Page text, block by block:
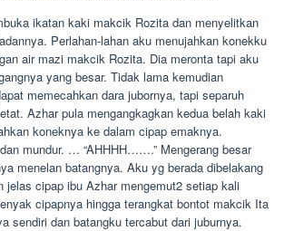
ikatan kaki makcik Rozita dan menyelitkan
Perlahan-lahan aku menujahkan konekku
air mazi makcik Rozita. Dia meronta tapi aku
yang besar. Tidak lama kemudian
memecahkan dara jubornya, tapi separuh
Azhar pula mengangkagkan kedua belah kaki
koneknya ke dalam cipap emaknya.
mundur. … “AHHHH…….” Mengerang besar
menelan batangnya. Aku yg berada dibelakang
jelas cipap ibu Azhar mengemut2 setiap kali
cipapnya hingga terangkat bontot makcik Ita
sendiri dan batangku tercabut dari juburnya.